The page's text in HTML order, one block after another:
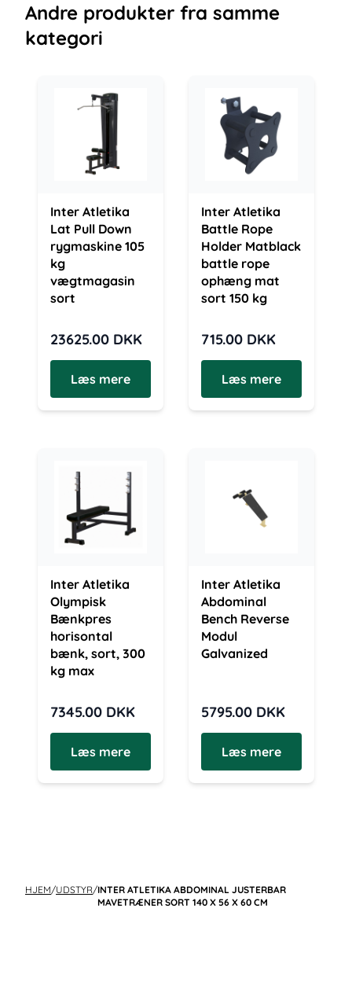
Andre produkter fra samme
kategori
Inter Atletika
Lat Pull Down
rygmaskine 105
kg
vægtmagasin
sort
23625.00 DKK
Læs mere
Inter Atletika
Battle Rope
Holder Matblack
battle rope
ophæng mat
sort 150 kg
715.00 DKK
Læs mere
Inter Atletika
Olympisk
Bænkpres
horisontal
bænk, sort, 300
kg max
7345.00 DKK
Læs mere
Inter Atletika
Abdominal
Bench Reverse
Modul
Galvanized
5795.00 DKK
Læs mere
HJEM/UDSTYR/INTER ATLETIKA ABDOMINAL JUSTERBAR
MAVETRÆNER SORT 140 X 56 X 60 CM